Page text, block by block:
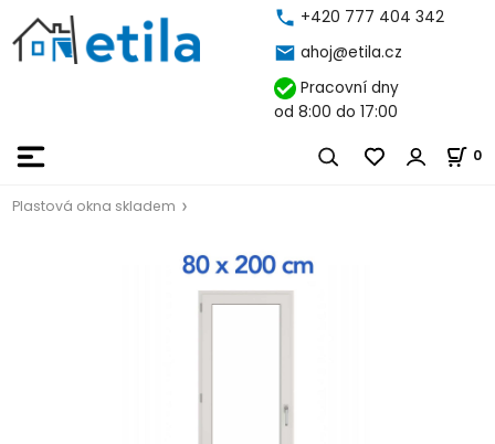
+420 777 404 342
ahoj@etila.cz
Pracovní dny
od 8:00 do 17:00
0
Plastová okna skladem